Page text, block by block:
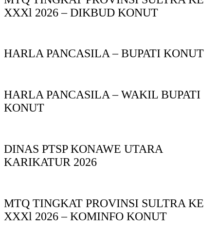
XXXl 2026 – DIKBUD KONUT
HARLA PANCASILA – BUPATI KONUT
HARLA PANCASILA – WAKIL BUPATI
KONUT
DINAS PTSP KONAWE UTARA
KARIKATUR 2026
MTQ TINGKAT PROVINSI SULTRA KE
XXXl 2026 – KOMINFO KONUT